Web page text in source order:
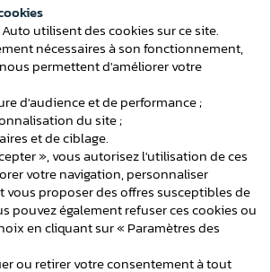
- de 3h
Au choix avec ou sans
ATTELAGES
utilisent des cookies sur ce site.
nécessaires à son fonctionnement,
permettent d'améliorer votre
d'audience et de performance ;
du site ;
et de ciblage.
», vous autorisez l'utilisation de ces
votre navigation, personnaliser
vous proposer des offres susceptibles de
pouvez également refuser ces cookies ou
en cliquant sur « Paramètres des
ou retirer votre consentement à tout